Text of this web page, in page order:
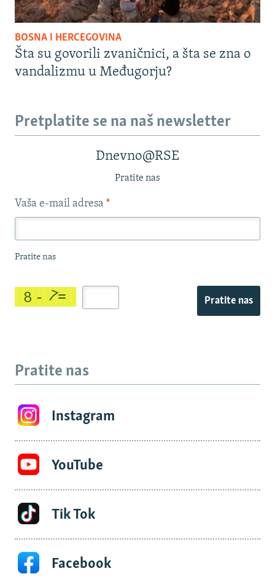
BOSNA I HERCEGOVINA
Šta su govorili zvaničnici, a šta se zna o
vandalizmu u Međugorju?
Pretplatite se na naš newsletter
Dnevno@RSE
Pratite nas
Vaša e-mail adresa *
Pratite nas
Pratite nas
Pratite nas
Instagram
YouTube
Tik Tok
Facebook